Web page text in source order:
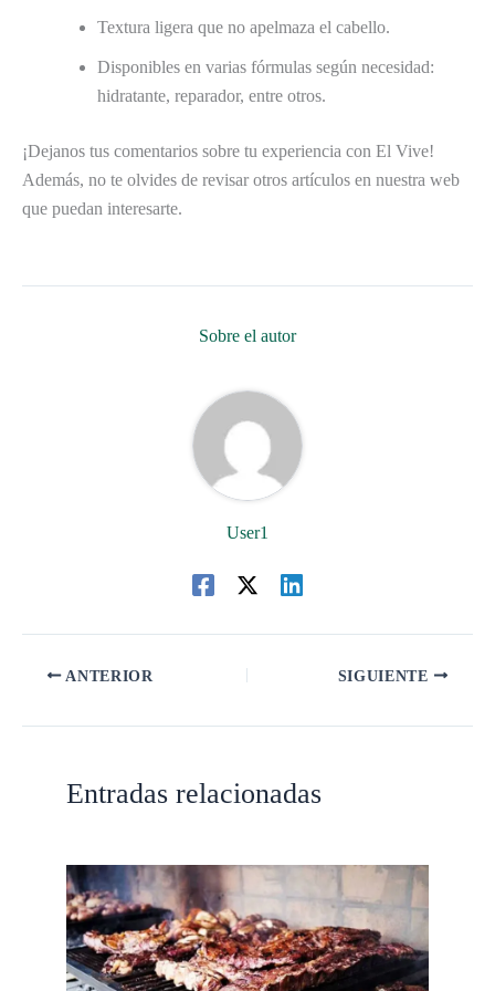
Textura ligera que no apelmaza el cabello.
Disponibles en varias fórmulas según necesidad:
hidratante, reparador, entre otros.
¡Dejanos tus comentarios sobre tu experiencia con El Vive!
Además, no te olvides de revisar otros artículos en nuestra web
que puedan interesarte.
Sobre el autor
User1
ANTERIOR SIGUIENTE
Entradas relacionadas